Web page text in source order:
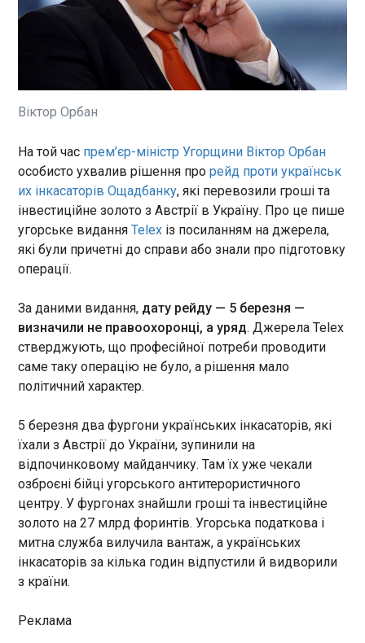
На той час прем’єр-міністр
Угорщини Віктор Орбан
особисто ухвалив рішення
про рейд проти українських
інкасаторів Ощадбанку , які
угорське видання Telex із
посиланням на джерела, які
були причетні до справи або
знали про підготовку
операції.
ЧИТАТЬ
МЗС скорочує терміни видачі паспортів
українцям за кордоном і бореться зі
зловживаннями в електронних чергах
22:50:28
Оформлення паспорта —
найпопулярніша консульська
послуга для українців за
МЗС усунуло проблему з
бланками та скорочує
терміни доставки
документів. Про це заявив
міністр закордонних справ
Верховній Раді.
Зеленський підписав указ про створення
Палати регіональних молодіжних Конгресів
22:50:26
ЧИТАТЬ
Зеленський: Ми стараємось активізувати всі
канали комунікації зі Сполученими Штатами
Віктор Орбан
На той час прем’єр-міністр Угорщини Віктор Орбан
особисто ухвалив рішення прорейд проти українськ
их інкасаторів Ощадбанку, які перевозили гроші та
інвестиційне золото з Австрії в Україну. Про це пише
угорське виданняTelex із посиланням на джерела,
які були причетні до справи або знали про підготовку
операції.
За даними видання, дату рейду — 5 березня —
визначили не правоохоронці, а уряд. Джерела Telex
стверджують, що професійної потреби проводити
саме таку операцію не було, а рішення мало
політичний характер.
5 березня два фургони українських інкасаторів, які
їхали з Австрії до України, зупинили на
відпочинковому майданчику. Там їх уже чекали
озброєні бійці угорського антитерористичного
центру. У фургонах знайшли гроші та інвестиційне
золото на 27 млрд форинтів. Угорська податкова і
митна служба вилучила вантаж, а українських
інкасаторів за кілька годин відпустили й видворили
з країни.
Реклама